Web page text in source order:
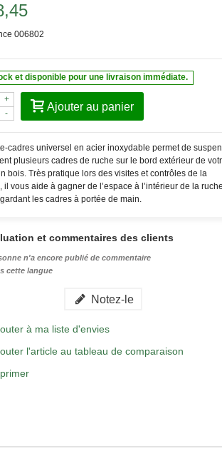
006802
et disponible pour une livraison immédiate.
-
+
Ajouter au panier
cadres universel en acier inoxydable permet de
plusieurs cadres de ruche sur le bord extérieur de
bois. Très pratique lors des visites et contrôles de la
il vous aide à gagner de l’espace à l’intérieur de la ruche
les cadres à portée de main.
et commentaires des clients
n'a encore publié de commentaire
cette langue
Notez-le
à ma liste d'envies
l'article au tableau de comparaison